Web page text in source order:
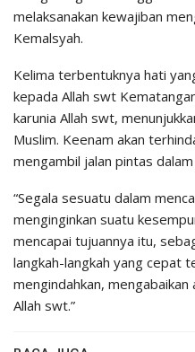
melaksanakan kewajiban
Kemalsyah.
Kelima terbentuknya hati
kepada Allah swt
karunia Allah swt,
Muslim. Keenam akan
mengambil jalan pintas
“Segala sesuatu dalam
menginginkan suatu
mencapai tujuannya itu,
langkah-langkah yang cepat
mengindahkan,
Allah swt.”